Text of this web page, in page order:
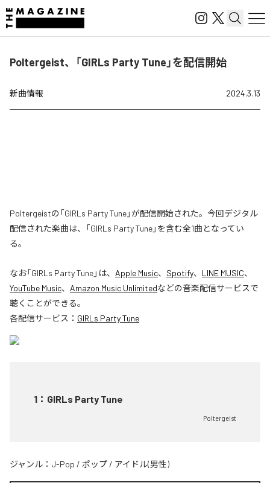
Poltergeist、「GIRLs Party Tune」を配信開始
新曲情報 2024.3.13
Poltergeistの「GIRLs Party Tune」が配信開始された。今回デジタル
配信された楽曲は、「GIRLs Party Tune」を含む全1曲となってい
る。
なお「GIRLs Party Tune」は、 Apple Music、 Spotify、 LINE MUSIC、
YouTube Music、 Amazon Music Unlimitedなどの音楽配信サービスで
聴くことができる。
各配信サービス： GIRLs Party Tune
1 ： GIRLs Party Tune
Poltergeist
ジャンル： J-Pop / ポップ / アイドル(男性)